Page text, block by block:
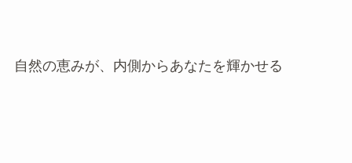
自然の恵みが、内側からあなたを輝かせる